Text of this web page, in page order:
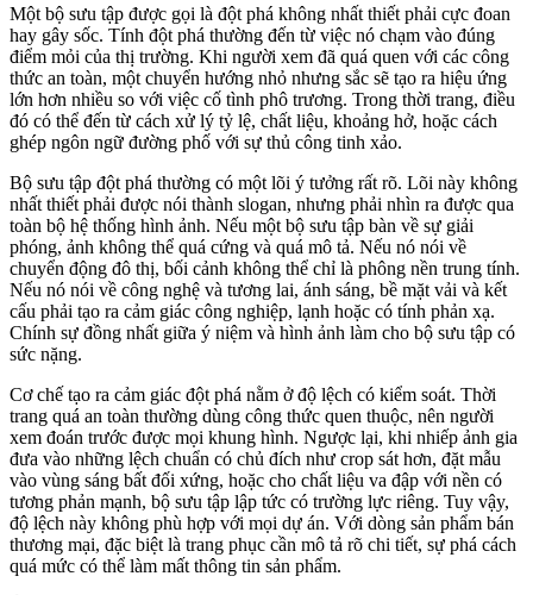
Một bộ sưu tập được gọi là đột phá không nhất thiết phải cực đoan
hay gây sốc. Tính đột phá thường đến từ việc nó chạm vào đúng
điểm mỏi của thị trường. Khi người xem đã quá quen với các công
thức an toàn, một chuyển hướng nhỏ nhưng sắc sẽ tạo ra hiệu ứng
lớn hơn nhiều so với việc cố tình phô trương. Trong thời trang, điều
đó có thể đến từ cách xử lý tỷ lệ, chất liệu, khoảng hở, hoặc cách
ghép ngôn ngữ đường phố với sự thủ công tinh xảo.
Bộ sưu tập đột phá thường có một lõi ý tưởng rất rõ. Lõi này không
nhất thiết phải được nói thành slogan, nhưng phải nhìn ra được qua
toàn bộ hệ thống hình ảnh. Nếu một bộ sưu tập bàn về sự giải
phóng, ảnh không thể quá cứng và quá mô tả. Nếu nó nói về
chuyển động đô thị, bối cảnh không thể chỉ là phông nền trung tính.
Nếu nó nói về công nghệ và tương lai, ánh sáng, bề mặt vải và kết
cấu phải tạo ra cảm giác công nghiệp, lạnh hoặc có tính phản xạ.
Chính sự đồng nhất giữa ý niệm và hình ảnh làm cho bộ sưu tập có
sức nặng.
Cơ chế tạo ra cảm giác đột phá nằm ở độ lệch có kiểm soát. Thời
trang quá an toàn thường dùng công thức quen thuộc, nên người
xem đoán trước được mọi khung hình. Ngược lại, khi nhiếp ảnh gia
đưa vào những lệch chuẩn có chủ đích như crop sát hơn, đặt mẫu
vào vùng sáng bất đối xứng, hoặc cho chất liệu va đập với nền có
tương phản mạnh, bộ sưu tập lập tức có trường lực riêng. Tuy vậy,
độ lệch này không phù hợp với mọi dự án. Với dòng sản phẩm bán
thương mại, đặc biệt là trang phục cần mô tả rõ chi tiết, sự phá cách
quá mức có thể làm mất thông tin sản phẩm.